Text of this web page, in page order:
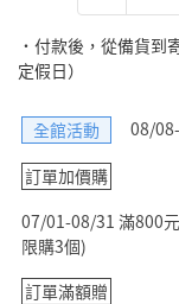
˙付款後，從備貨到
定假日）
全館活動
08/
訂單加價購
07/01-08/31 滿800
限購3個)
訂單滿額贈